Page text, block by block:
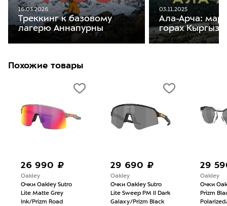
16.03.2026
Треккинг к базовому
лагерю Аннапурны
03.11.2025
Ала-Арча:
горах
Похожие товары
26 990 ₽
Oakley
Очки Oakley Sutro
Lite Matte Grey
Ink/Prizm Road
29 690 ₽
Oakley
Очки Oakley Sutro
Lite Sweep PM II Dark
Galaxy/Prizm Black
29
Oakley
Очки
Prizm